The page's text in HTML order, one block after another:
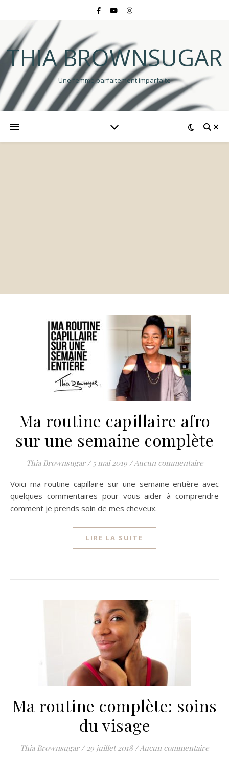
THIA BROWNSUGAR
Une femme parfaitement imparfaite
Ma routine capillaire afro
sur une semaine complète
Thia Brownsugar / 5 mai 2019 /Aucun commentaire
Voici ma routine capillaire sur une semaine entière avec
quelques commentaires pour vous aider à comprendre
comment je prends soin de mes cheveux.
LIRE LA SUITE
Ma routine complète: soins
du visage
Thia Brownsugar / 29 juillet 2018 /Aucun commentaire